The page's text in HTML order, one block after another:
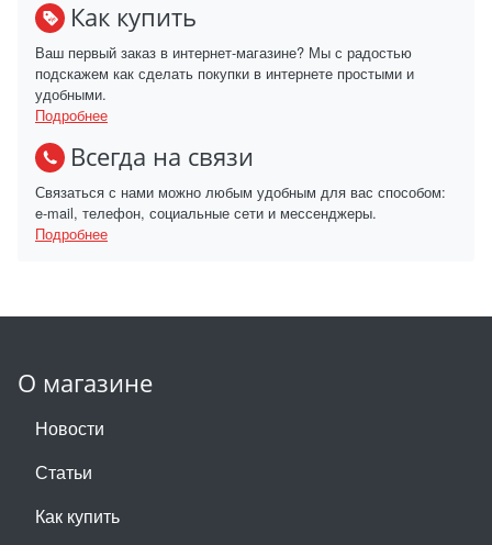
Как купить
Ваш первый заказ в интернет-магазине? Мы с радостью
подскажем как сделать покупки в интернете простыми и
удобными.
Подробнее
Всегда на связи
Связаться с нами можно любым удобным для вас способом:
e-mail, телефон, социальные сети и мессенджеры.
Подробнее
О магазине
Новости
Статьи
Как купить